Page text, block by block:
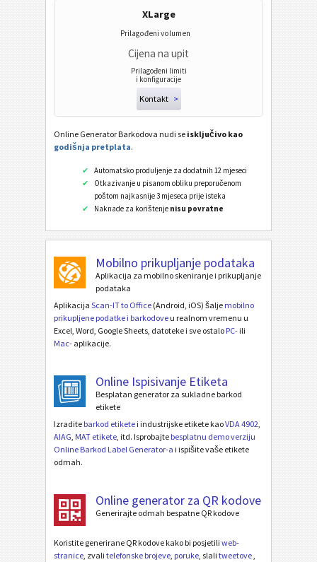
XLarge
Prilagođeni volumen
Cijena na upit
Prilagođeni limiti
i konfiguracije
Kontakt >
Online Generator Barkodova nudi se isključivo kao
godišnja pretplata.
Automatsko produljenje za dodatnih 12 mjeseci
Otkazivanje u pisanom obliku preporučenom
poštom najkasnije 3 mjeseca prije isteka
Naknade za korištenje nisu povratne
Mobilno prikupljanje podataka
Aplikacija za mobilno skeniranje i prikupljanje
podataka
Aplikacija Scan-IT to Office (Android, iOS) šalje mobilno
prikupljene podatke i barkodove u realnom vremenu u
Excel, Word, Google Sheets, datoteke i sve ostalo PC- ili
Mac- aplikacije.
Online Ispisivanje Etiketa
Besplatan generator za sukladne barkod
etikete
Izradite barkod etikete i industrijske etikete kaoVDA 4902
AIAG MAT etikete , itd. Isprobajte besplatnu demo verziju
Online Barkod Label Generator-a i ispišite vaše etikete
odmah.
Online generator za QR kodove
Generirajte odmah bespatne QR kodove
Koristite generirane QR kodove kako bi posjetili web-
stranice , zvali telefonske brojeve poruke , slali tweetove